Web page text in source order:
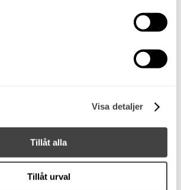
Visa detaljer
Tillåt alla
Tillåt urval
finns på
konsumentverket.se